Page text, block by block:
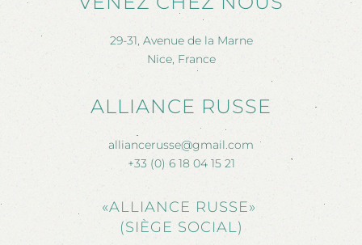
29-31, Avenue de la Marne
Nice, France
ALLIANCE RUSSE
alliancerusse@gmail.com
+33 (0) 6 18 04 15 21
«ALLIANCE RUSSE»
(SIÈGE SOCIAL)